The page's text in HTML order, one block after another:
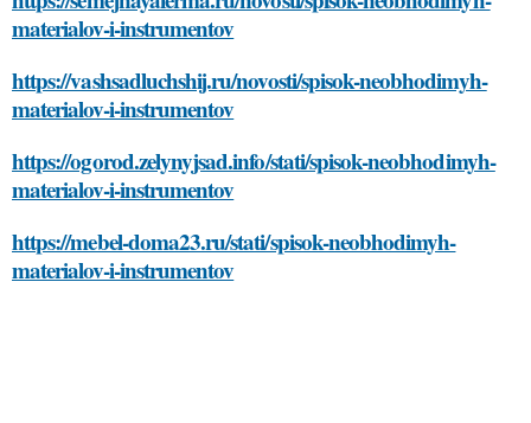
materialov-i-instrumentov
https://vashsadluchshij.ru/novosti/spisok-neobhodimyh-
materialov-i-instrumentov
https://ogorod.zelynyjsad.info/stati/spisok-neobhodimyh-
materialov-i-instrumentov
https://mebel-doma23.ru/stati/spisok-neobhodimyh-
materialov-i-instrumentov